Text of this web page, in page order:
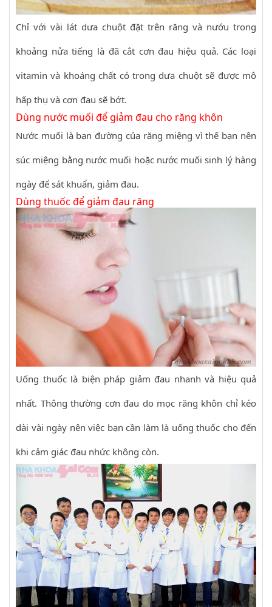
Chỉ với vài lát dưa chuột đặt trên răng và nướu trong
khoảng nửa tiếng là đã cắt cơn đau hiệu quả. Các loại
vitamin và khoáng chất có trong dưa chuột sẽ được mô
hấp thụ và cơn đau sẽ bớt.
Dùng nước muối để giảm đau cho răng khôn
Nước muối là bạn đường của răng miệng vì thế bạn nên
súc miệng bằng nước muối hoặc nước muối sinh lý hàng
ngày để sát khuẩn, giảm đau.
Dùng thuốc để giảm đau răng
Uống thuốc là biện pháp giảm đau nhanh và hiệu quả
nhất. Thông thường cơn đau do mọc răng khôn chỉ kéo
dài vài ngày nên việc bạn cần làm là uống thuốc cho đến
khi cảm giác đau nhức không còn.